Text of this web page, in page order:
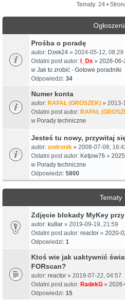
Tematy: 24 •
Prośba o poradę
autor: Dzek24 » 2024-05-12, 08:29
Ostatni post autor: I_Ds » 2026-06-
w Jak to zrobić - Gotowe poradniki
Odpowiedzi: 34
Numer konta
autor: RAFAŁ (GROSZEK) » 2013-
Ostatni post autor: RAFAŁ
w Porady techniczne
Jesteś tu nowy, przywitaj
autor: andronik » 2008-07-08,
Ostatni post autor: Ketjow76 »
w Porady techniczne
Odpowiedzi: 5800
Tematy
Zdjęcie blokady MyKey
autor: ku8ar » 2019-09-19, 21:59
Ostatni post autor: reactor » 2020-
Odpowiedzi: 1
Ktoś wie jak uaktywnić
FORscan?
autor: reactor » 2019-07-22, 04:57
Ostatni post autor: RadekG »
Odpowiedzi: 15